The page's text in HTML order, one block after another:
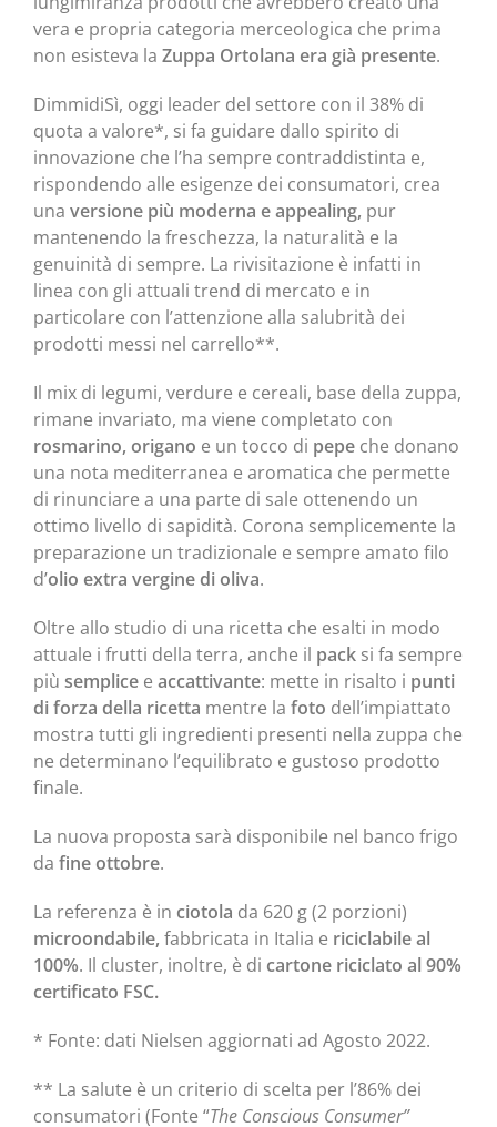
vera e propria categoria merceologica che prima
non esisteva la Zuppa Ortolana era già presente.
DimmidiSì, oggi leader del settore con il 38% di
quota a valore*, si fa guidare dallo spirito di
innovazione che l’ha sempre contraddistinta e,
rispondendo alle esigenze dei consumatori, crea
una versione più moderna e appealing, pur
mantenendo la freschezza, la naturalità e la
genuinità di sempre. La rivisitazione è infatti in
linea con gli attuali trend di mercato e in
particolare con l’attenzione alla salubrità dei
prodotti messi nel carrello**.
Il mix di legumi, verdure e cereali, base della zuppa,
rimane invariato, ma viene completato con
rosmarino, origano e un tocco di pepe che donano
una nota mediterranea e aromatica che permette
di rinunciare a una parte di sale ottenendo un
ottimo livello di sapidità. Corona semplicemente la
preparazione un tradizionale e sempre amato filo
d’olio extra vergine di oliva.
Oltre allo studio di una ricetta che esalti in modo
attuale i frutti della terra, anche il pack si fa sempre
più semplice e accattivante: mette in risalto i punti
di forza della ricetta mentre la foto dell’impiattato
mostra tutti gli ingredienti presenti nella zuppa che
ne determinano l’equilibrato e gustoso prodotto
finale.
La nuova proposta sarà disponibile nel banco frigo
da fine ottobre.
La referenza è in ciotola da 620 g (2 porzioni)
microondabile, fabbricata in Italia e riciclabile al
100%. Il cluster, inoltre, è di cartone riciclato al 90%
certificato FSC.
* Fonte: dati Nielsen aggiornati ad Agosto 2022.
** La salute è un criterio di scelta per l’86% dei
consumatori (Fonte “The Conscious Consumer”